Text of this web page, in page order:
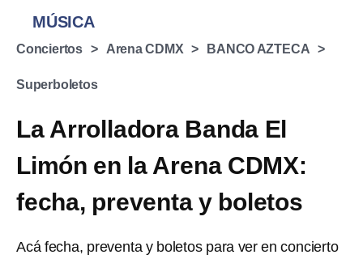
MÚSICA
Conciertos Arena CDMX BANCO AZTECA
Superboletos
La Arrolladora Banda El
Limón en la Arena CDMX:
fecha, preventa y boletos
Acá fecha, preventa y boletos para ver en concierto